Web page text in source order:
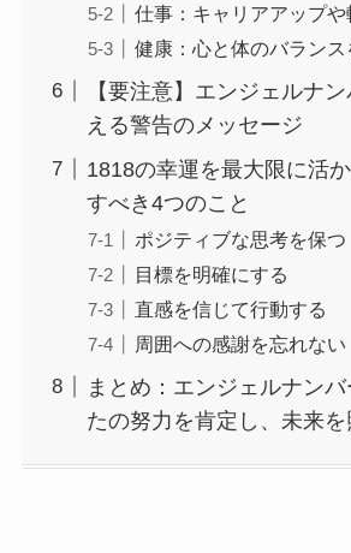
仕事：キャリアアップ
健康：心と体のバラン
【要注意】エンジェルナ
える警告のメッセージ
1818の幸運を最大限に活
すべき4つのこと
ポジティブな思考を保つ
目標を明確にする
直感を信じて行動する
周囲への感謝を忘れない
まとめ：エンジェルナン
たの努力を肯定し、未来